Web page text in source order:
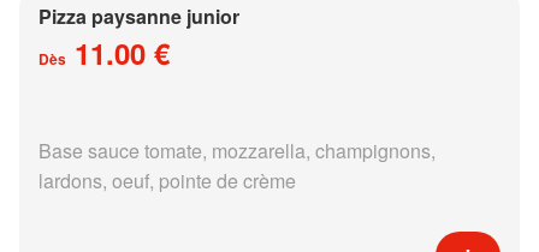
Pizza paysanne junior
Dès 11.00 €
Base sauce tomate, mozzarella, champignons,
lardons, oeuf, pointe de crème